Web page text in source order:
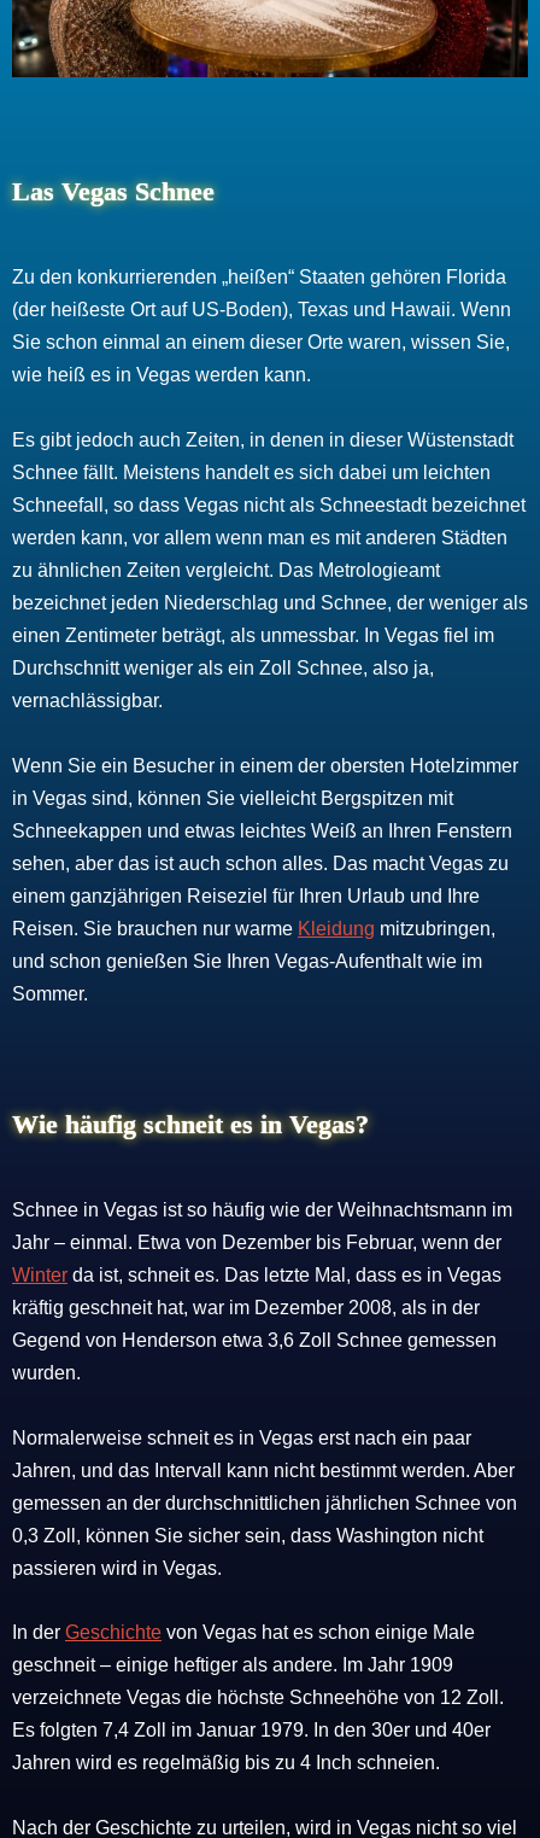
Las Vegas Schnee
Zu den konkurrierenden „heißen“ Staaten gehören Florida
(der heißeste Ort auf US-Boden), Texas und Hawaii. Wenn
Sie schon einmal an einem dieser Orte waren, wissen Sie,
wie heiß es in Vegas werden kann.
Es gibt jedoch auch Zeiten, in denen in dieser Wüstenstadt
Schnee fällt. Meistens handelt es sich dabei um leichten
Schneefall, so dass Vegas nicht als Schneestadt bezeichnet
werden kann, vor allem wenn man es mit anderen Städten
zu ähnlichen Zeiten vergleicht. Das Metrologieamt
bezeichnet jeden Niederschlag und Schnee, der weniger als
einen Zentimeter beträgt, als unmessbar. In Vegas fiel im
Durchschnitt weniger als ein Zoll Schnee, also ja,
vernachlässigbar.
Wenn Sie ein Besucher in einem der obersten Hotelzimmer
in Vegas sind, können Sie vielleicht Bergspitzen mit
Schneekappen und etwas leichtes Weiß an Ihren Fenstern
sehen, aber das ist auch schon alles. Das macht Vegas zu
einem ganzjährigen Reiseziel für Ihren Urlaub und Ihre
Reisen. Sie brauchen nur warme Kleidung mitzubringen,
und schon genießen Sie Ihren Vegas-Aufenthalt wie im
Sommer.
Wie häufig schneit es in Vegas?
Schnee in Vegas ist so häufig wie der Weihnachtsmann im
Jahr – einmal. Etwa von Dezember bis Februar, wenn der
Winter da ist, schneit es. Das letzte Mal, dass es in Vegas
kräftig geschneit hat, war im Dezember 2008, als in der
Gegend von Henderson etwa 3,6 Zoll Schnee gemessen
wurden.
Normalerweise schneit es in Vegas erst nach ein paar
Jahren, und das Intervall kann nicht bestimmt werden. Aber
gemessen an der durchschnittlichen jährlichen Schnee von
0,3 Zoll, können Sie sicher sein, dass Washington nicht
passieren wird in Vegas.
In der Geschichte von Vegas hat es schon einige Male
geschneit – einige heftiger als andere. Im Jahr 1909
verzeichnete Vegas die höchste Schneehöhe von 12 Zoll.
Es folgten 7,4 Zoll im Januar 1979. In den 30er und 40er
Jahren wird es regelmäßig bis zu 4 Inch schneien.
Nach der Geschichte zu urteilen, wird in Vegas nicht so viel